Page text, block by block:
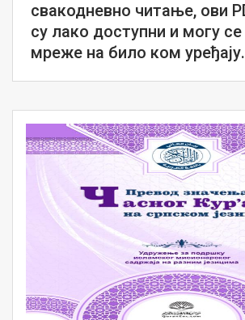
свакодневно читање, ови
су лако доступни и могу
мреже на било ком уређају.